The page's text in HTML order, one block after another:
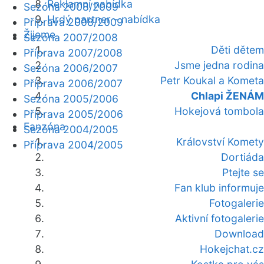
Reklamní nabídka
Hrdý partner - nabídka
Žijeme
Děti dětem
Jsme jedna rodina
Petr Koukal a Kometa
Chlapi ŽENÁM
Hokejová tombola
Fanzóna
Království Komety
Dortiáda
Ptejte se
Fan klub informuje
Fotogalerie
Aktivní fotogalerie
Download
Hokejchat.cz
Sezóna 2008/2009
Příprava 2008/2009
Sezóna 2007/2008
Příprava 2007/2008
Sezóna 2006/2007
Příprava 2006/2007
Sezóna 2005/2006
Příprava 2005/2006
Sezóna 2004/2005
Příprava 2004/2005